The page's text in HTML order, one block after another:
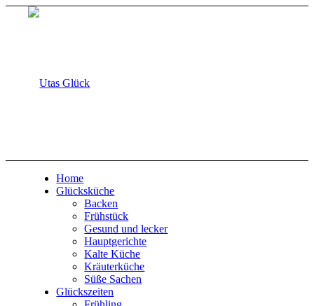
Home
Glücksküche
Backen
Frühstück
Gesund und lecker
Hauptgerichte
Kalte Küche
Kräuterküche
Süße Sachen
Glückszeiten